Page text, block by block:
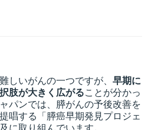
しいがんの一つですが、 早期に
肢が大きく広がることが分かっ
パンでは、膵がんの予後改善を
唱する「膵癌早期発見プロジェ
に取り組んでいます。